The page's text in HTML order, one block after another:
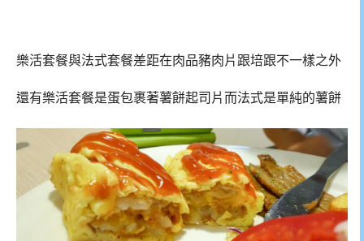
樂活套餐與法式套餐差距在肉品豬肉片跟培跟不一樣之外
還有樂活套餐是蛋包裹著薯餅起司片而法式是單純的薯餅